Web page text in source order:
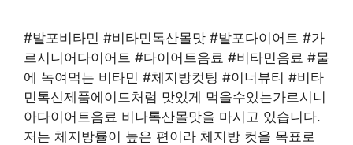
#발포비타민 #비타민톡산몰맛 #발포다이어트 #가
르시니어다이어트 #다이어트음료 #비타민음료 #물
에 녹여먹는 비타민 #체지방컷팅 #이너뷰티 #비타
민톡신제품에이드처럼 맛있게 먹을수있는가르시니
아다이어트음료 비나톡산몰맛을 마시고 있습니다.
저는 체지방률이 높은 편이라 체지방 컷을 목표로